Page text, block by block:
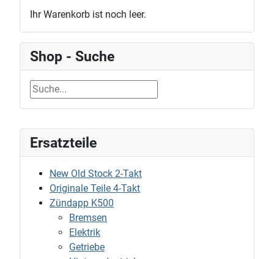
Ersatzteile
New Old Stock 2-Takt
Originale Teile 4-Takt
Zündapp K500
Bremsen
Elektrik
Getriebe
Ihr Warenkorb ist noch leer.
Shop - Suche